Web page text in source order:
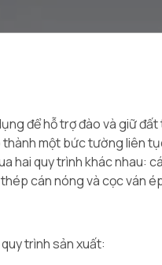
để hỗ trợ đào và giữ
thành một bức tường liên
hai quy trình khác nhau:
cán nóng và cọc ván
trình sản xuất: